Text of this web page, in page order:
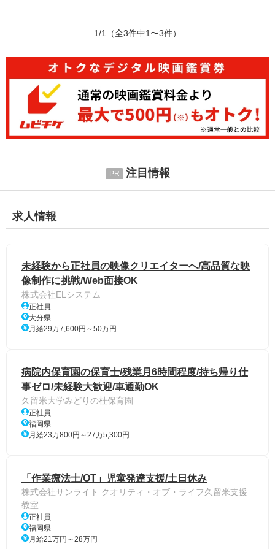
1/1 （全3件中1〜3件）
注目情報
求人情報
未経験から正社員の映像クリエイターへ/高品質な映
像制作に挑戦/Web面接OK
株式会社ELシステム
正社員
大分県
月給29万7,600円～50万円
病院内保育園の保育士/残業月6時間程度/持ち帰り仕
事ゼロ/未経験大歓迎/車通勤OK
久留米大学みどりの杜保育園
正社員
福岡県
月給23万800円～27万5,300円
「作業療法士/OT」児童発達支援/土日休み
株式会社サンライト クオリティ・オブ・ライフ久留米支援
教室
正社員
福岡県
月給21万円～28万円